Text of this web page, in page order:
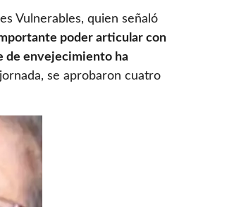
Vulnerables, quien señaló
poder articular con
de envejecimiento ha
se aprobaron cuatro